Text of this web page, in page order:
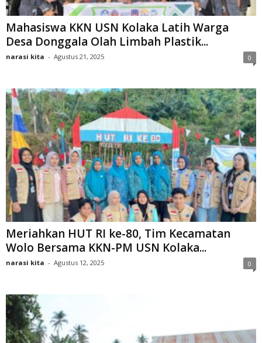
Mahasiswa KKN USN Kolaka Latih Warga
Desa Donggala Olah Limbah Plastik...
narasi kita - Agustus 21, 2025 0
Meriahkan HUT RI ke-80, Tim Kecamatan
Wolo Bersama KKN-PM USN Kolaka...
narasi kita - Agustus 12, 2025 0